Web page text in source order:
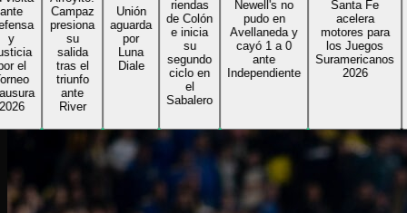
Campaz
presiona
salida
tras el
triunfo
ante
River
Unión
aguarda
Luna
Diale
riendas
de Colón
e inicia
segundo
ciclo en
Sabalero
Newell's no
pudo en
Avellaneda y
cayó 1 a 0
ante
Independiente
Santa Fe
acelera
motores para
los Juegos
Suramericanos
2026